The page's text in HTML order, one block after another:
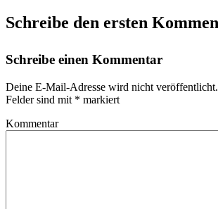
Schreibe den ersten
Schreibe einen Kommentar
Deine E-Mail-Adresse wird nicht veröffentlicht.
Felder sind mit * markiert
Kommentar